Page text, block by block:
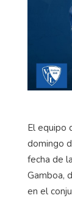
El equipo
domingo
fecha de
Gamboa,
en el